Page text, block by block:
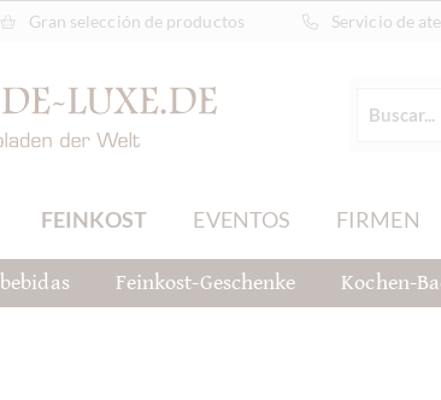
Gran selección de productos Servicio de
FEINKOST EVENTOS FIRMEN
bebidas Feinkost-Geschenke Kochen-